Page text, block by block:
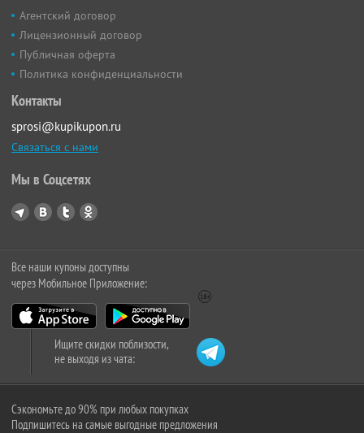
Агентский договор
Лицензионный договор
Публичная оферта
Политика конфиденциальности
Контакты
sprosi@kupikupon.ru
Связаться с нами
Мы в Соцсетях
Все наши купоны доступны
через Мобильное Приложение:
Ищите скидки поблизости,
не выходя из чата:
Сэкономьте до 90% при любых покупках
Подпишитесь на самые выгодные предложения